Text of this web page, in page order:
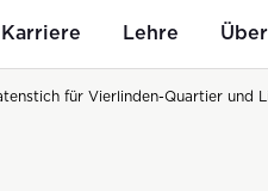
Karriere Lehre
für Vierlinden-Quartier und